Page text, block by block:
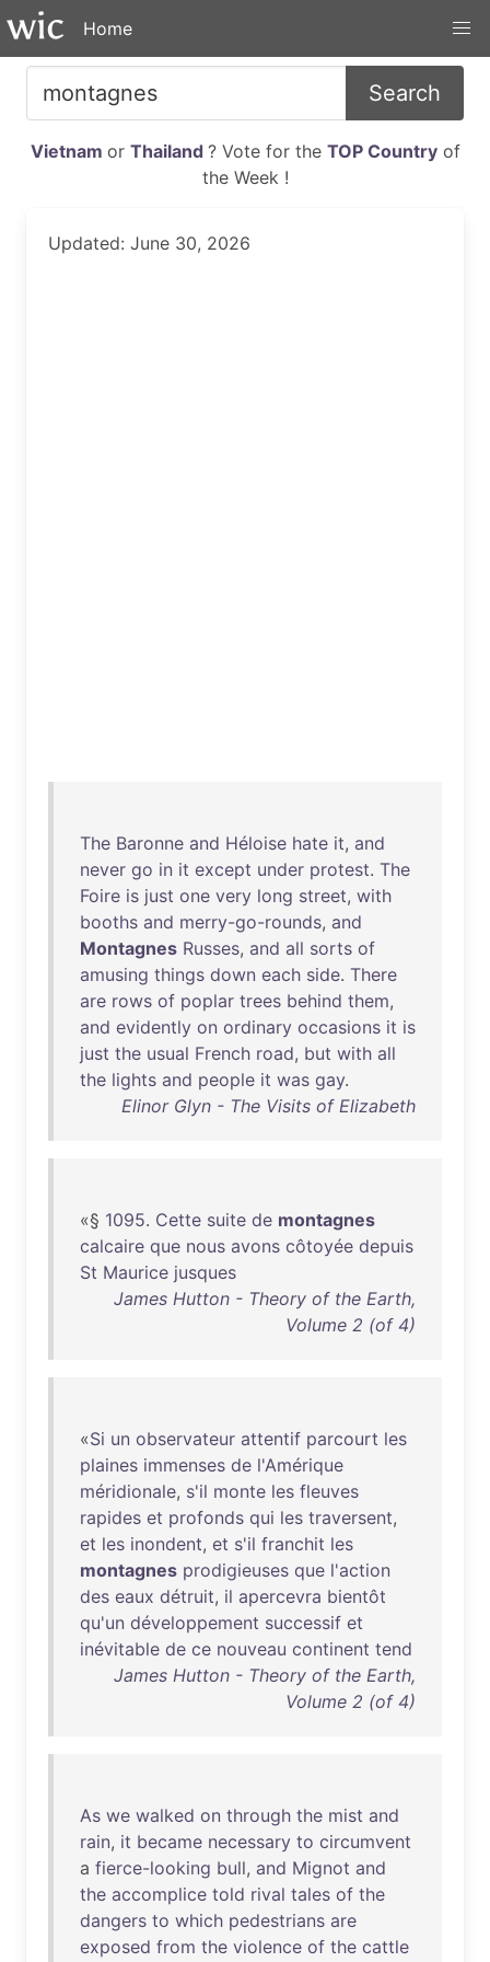
Home
Search
Vietnam or Thailand ? Vote for the TOP Countryof
the Week !
Updated: June 30, 2026
The Baronne and Héloise hate it, and
never go in it except under protest. The
Foire is just one very long street, with
booths and merry-go-rounds, and
Montagnes Russes, and all sorts of
amusing things down each side. There
are rows of poplar trees behind them,
and evidently on ordinary occasions it is
just the usual French road, but with all
the lights and people it was gay.
Elinor Glyn - The Visits of Elizabeth
«§ 1095. Cette suite de montagnes
calcaire que nous avons côtoyée depuis
St Maurice jusques
James Hutton - Theory of the Earth,
Volume 2 (of 4)
«Si un observateur attentif parcourt les
plaines immenses de l'Amérique
méridionale, s'il monte les fleuves
rapides et profonds qui les traversent,
et les inondent, et s'il franchit les
montagnes prodigieuses que l'action
des eaux détruit, il apercevra bientôt
qu'un développement successif et
inévitable de ce nouveau continent tend
James Hutton - Theory of the Earth,
Volume 2 (of 4)
As we walked on through the mist and
rain, it became necessary to circumvent
a fierce-looking bull, and Mignot and
the accomplice told rival tales of the
dangers to which pedestrians are
exposed from the violence of the cattle